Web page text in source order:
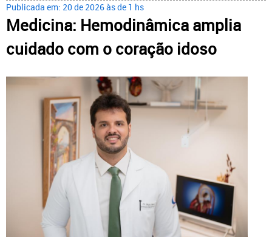
Publicada em: 20 de 2026 às de 1 hs
Medicina: Hemodinâmica amplia
cuidado com o coração idoso